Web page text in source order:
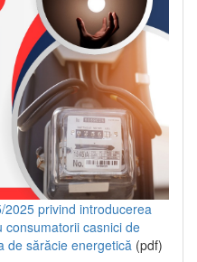
privind introducerea
consumatorii casnici de
de sărăcie energetică (pdf)